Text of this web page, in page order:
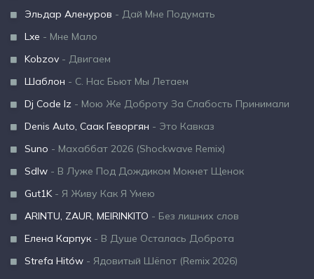
Эльдар Аленуров - Дай Мне Подумать
Lxe - Мне Мало
Kobzov - Двигаем
Шаблон - С. Нас Бьют Мы Летаем
Dj Code Iz - Мою Же Доброту За Слабость Принимали
Denis Auto, Саак Геворгян - Это Кавказ
Suno - Махаббат 2026 (Shockwave Remix)
Sdlw - В Луже Под Дождиком Мокнет Щенок
Gut1K- Я Живу Как Я Умею
ARINTU, ZAUR, MEIRINKITO - Без лишних слов
Елена Карпук - В Душе Осталась Доброта
Strefa Hitów - Ядовитый Шёпот (Remix 2026)